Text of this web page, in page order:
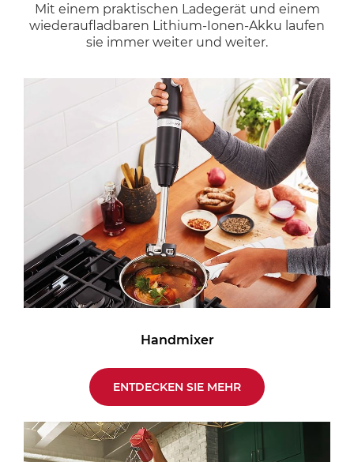
Mit einem praktischen Ladegerät und einem
wiederaufladbaren Lithium-Ionen-Akku laufen
sie immer weiter und weiter.
Handmixer
ENTDECKEN SIE MEHR